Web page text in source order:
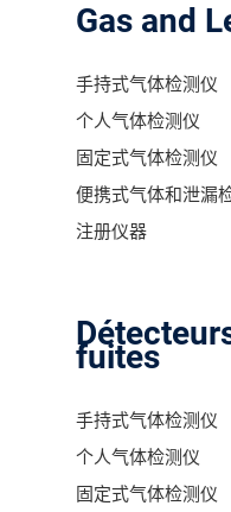
Gas and
手持式气体检测仪
个人气体检测仪
固定式气体检测仪
便携式气体和泄漏
注册仪器
fuites
手持式气体检测仪
个人气体检测仪
固定式气体检测仪